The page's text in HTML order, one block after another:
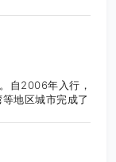
自2006年入行，
地区城市完成了